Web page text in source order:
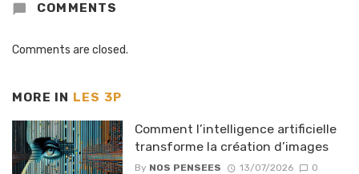
COMMENTS
Comments are closed.
MORE IN LES 3P
Comment l’intelligence artificielle
transforme la création d’images
By NOS PENSEES 13/07/2026 0